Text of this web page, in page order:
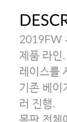
2019FW
제품 라인.
레이스를
기존 베이
러 진행.